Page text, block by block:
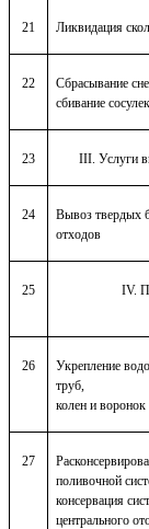
21 Ликвидация
22
Сбрасывание
сбивание сосулек
23 III. Услуги
24
Вывоз твердых
отходов
25
IV.
26
Укрепление
труб,
колен и воронок
27
поливочной
консервация
центрального